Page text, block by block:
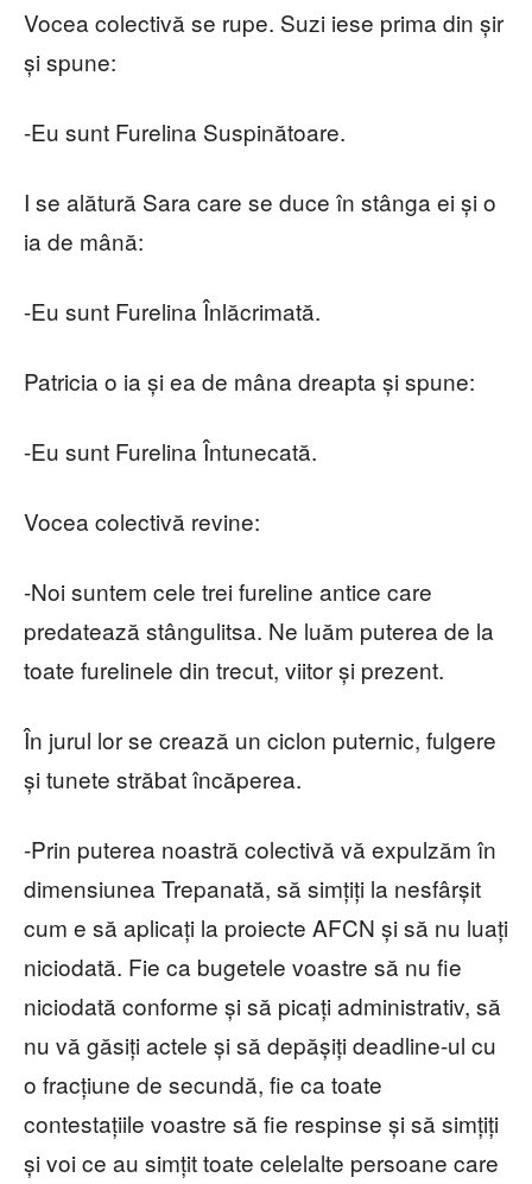
Vocea colectivă se rupe. Suzi iese prima din șir
și spune:
-Eu sunt Furelina Suspinătoare.
I se alătură Sara care se duce în stânga ei și o
ia de mână:
-Eu sunt Furelina Înlăcrimată.
Patricia o ia și ea de mâna dreapta și spune:
-Eu sunt Furelina Întunecată.
Vocea colectivă revine:
-Noi suntem cele trei fureline antice care
predatează stângulitsa. Ne luăm puterea de la
toate furelinele din trecut, viitor și prezent.
În jurul lor se crează un ciclon puternic, fulgere
și tunete străbat încăperea.
-Prin puterea noastră colectivă vă expulzăm în
dimensiunea Trepanată, să simțiți la nesfârșit
cum e să aplicați la proiecte AFCN și să nu luați
niciodată. Fie ca bugetele voastre să nu fie
niciodată conforme și să picați administrativ, să
nu vă găsiți actele și să depășiți deadline-ul cu
o fracțiune de secundă, fie ca toate
contestațiile voastre să fie respinse și să simțiți
și voi ce au simțit toate celelalte persoane care